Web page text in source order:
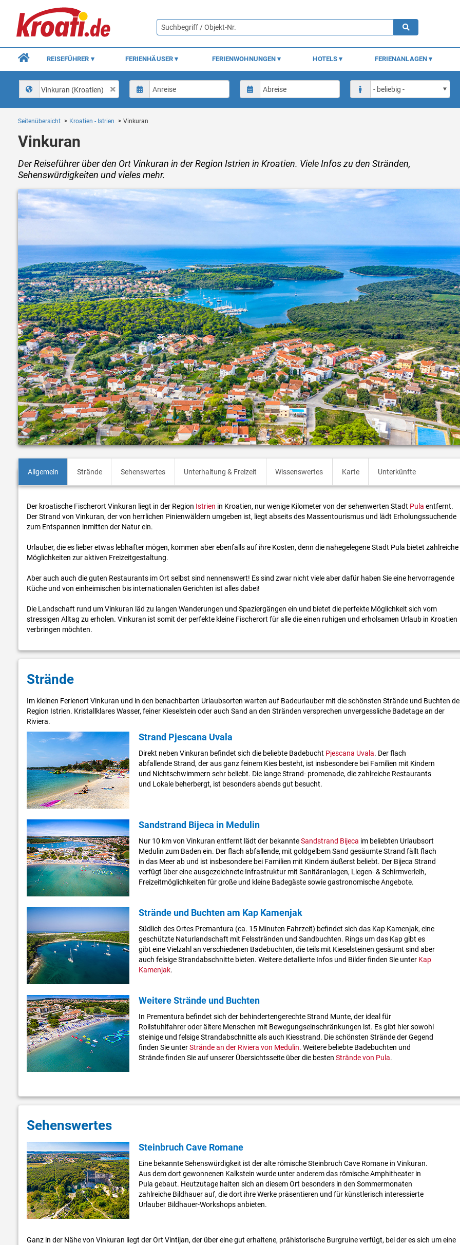
REISEFÜHRER FERIENHÄUSER FERIENWOHNUNGEN HOTELS FERIENANLAGEN
Vinkuran (Kroatien)
Seitenübersicht Kroatien - Istrien Vinkuran
Vinkuran
Der Reiseführer über den Ort Vinkuran in der Region Istrien in Kroatien. Viele Infos zu den Stränden,
Sehenswürdigkeiten und vieles mehr.
Allgemein Strände Sehenswertes Unterhaltung & Freizeit Wissenswertes Karte Unterkünfte
Der kroatische Fischerort Vinkuran liegt in der Region Istrien in Kroatien, nur wenige Kilometer von der sehenwerten Stadt Pula entfernt.
Der Strand von Vinkuran, der von herrlichen Pinienwäldern umgeben ist, liegt abseits des Massentourismus und lädt Erholungssuchende
zum Entspannen inmitten der Natur ein.
Urlauber, die es lieber etwas lebhafter mögen, kommen aber ebenfalls auf ihre Kosten, denn die nahegelegene Stadt Pula bietet zahlreiche
Möglichkeiten zur aktiven Freizeitgestaltung.
Aber auch auch die guten Restaurants im Ort selbst sind nennenswert! Es sind zwar nicht viele aber dafür haben Sie eine hervorragende
Küche und von einheimischen bis internationalen Gerichten ist alles dabei!
Die Landschaft rund um Vinkuran läd zu langen Wanderungen und Spaziergängen ein und bietet die perfekte Möglichkeit sich vom
stressigen Alltag zu erholen. Vinkuran ist somit der perfekte kleine Fischerort für alle die einen ruhigen und erholsamen Urlaub in Kroatien
verbringen möchten.
Strände
Im kleinen Ferienort Vinkuran und in den benachbarten Urlaubsorten warten auf Badeurlauber mit die schönsten Strände und Buchten
Region Istrien. Kristallklares Wasser, feiner Kieselstein oder auch Sand an den Stränden versprechen unvergessliche Badetage an der
Riviera.
Strand Pjescana Uvala
Direkt neben Vinkuran befindet sich die beliebte Badebucht Pjescana Uvala. Der flach
abfallende Strand, der aus ganz feinem Kies besteht, ist insbesondere bei Familien mit Kindern
und Nichtschwimmern sehr beliebt. Die lange Strand- promenade, die zahlreiche Restaurants
und Lokale beherbergt, ist besonders abends gut besucht.
Sandstrand Bijeca in Medulin
Nur 10 km von Vinkuran entfernt lädt der bekannteSandstrand Bijeca im beliebten Urlaubsort
Medulin zum Baden ein. Der flach abfallende, mit goldgelbem Sand gesäumte Strand fällt flach
in das Meer ab und ist insbesondere bei Familien mit Kindern äußerst beliebt. Der Bijeca Strand
verfügt über eine ausgezeichnete Infrastruktur mit Sanitäranlagen, Liegen- & Schirmverleih,
Freizeitmöglichkeiten für große und kleine Badegäste sowie gastronomische Angebote.
Strände und Buchten am Kap Kamenjak
Südlich des Ortes Premantura (ca. 15 Minuten Fahrzeit) befindet sich das Kap Kamenjak, eine
geschützte Naturlandschaft mit Felsstränden und Sandbuchten. Rings um das Kap gibt es
gibt eine Vielzahl an verschiedenen Badebuchten, die teils mit Kieselsteinen gesäumt sind aber
auch felsige Strandabschnitte bieten. Weitere detallierte Infos und Bilder finden Sie unter Kap
Kamenjak.
Weitere Strände und Buchten
In Prementura befindet sich der behindertengerechte Strand Munte, der ideal für
Rollstuhlfahrer oder ältere Menschen mit Bewegungseinschränkungen ist. Es gibt hier sowohl
steinige und felsige Strandabschnitte als auch Kiesstrand. Die schönsten Strände der Gegend
finden Sie unterStrände an der Riviera von Medulin. Weitere beliebte Badebuchten und
Strände finden Sie auf unserer Übersichtsseite über die besten Strände von Pula.
Sehenswertes
Steinbruch Cave Romane
Eine bekannte Sehenswürdigkeit ist der alte römische Steinbruch Cave Romane in Vinkuran.
Aus dem dort gewonnenen Kalkstein wurde unter anderem das römische Amphitheater in
Pula gebaut. Heutzutage halten sich an diesem Ort besonders in den Sommermonaten
zahlreiche Bildhauer auf, die dort ihre Werke präsentieren und für künstlerisch interessierte
Urlauber Bildhauer-Workshops anbieten.
Ganz in der Nähe von Vinkuran liegt der Ort Vintijan, der über eine gut erhaltene, prähistorische Burgruine verfügt, bei der es sich um eine